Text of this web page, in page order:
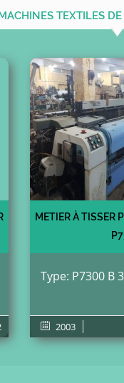
TEXTILES
METIER À TISSER
Type: P7300 B
2003